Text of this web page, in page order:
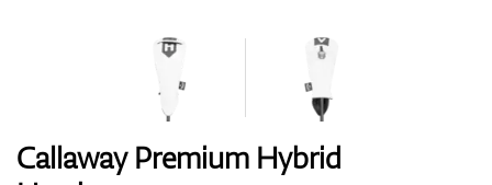
Callaway Premium Hybrid